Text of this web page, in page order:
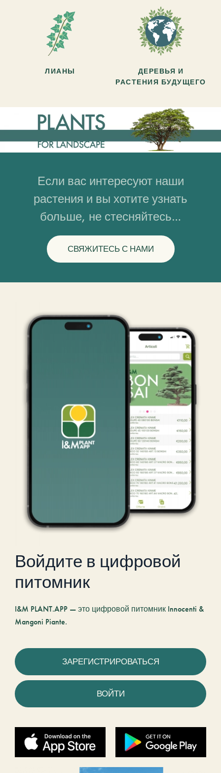
ЛИАНЫ
ДЕРЕВЬЯ И
РАСТЕНИЯ БУДУЩЕГО
Если вас интересуют наши
растения и вы хотите узнать
больше, не стесняйтесь…
СВЯЖИТЕСЬ С НАМИ
Войдите в цифровой
питомник
I&M PLANT.APP — это цифровой питомник Innocenti &
Mangoni Piante.
ЗАРЕГИСТРИРОВАТЬСЯ
ВОЙТИ